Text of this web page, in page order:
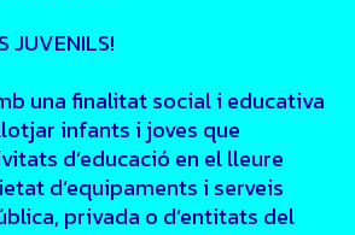
JUVENILS!
una finalitat social i educativa
infants i joves que
d’educació en el lleure
d’equipaments i serveis
privada o d’entitats del